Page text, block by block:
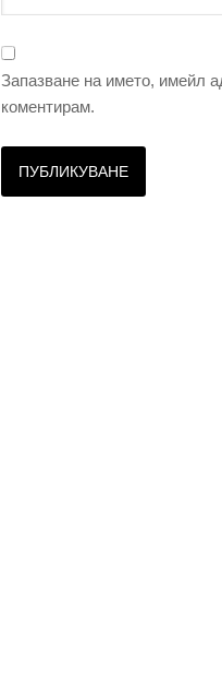
Запазване на името, имейл
коментирам.